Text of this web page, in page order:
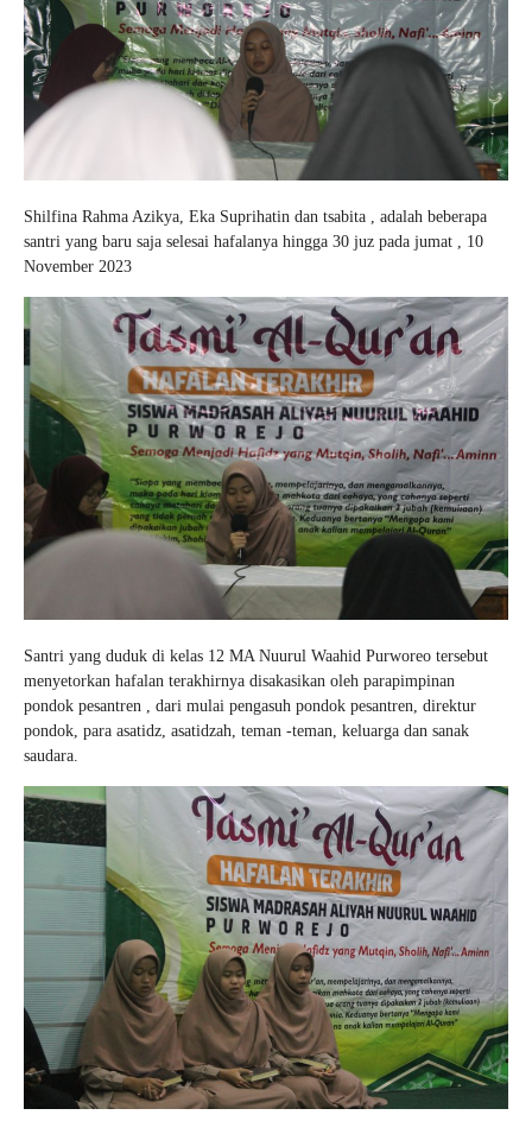
Shilfina Rahma Azikya, Eka Suprihatin dan tsabita , adalah beberapa
santri yang baru saja selesai hafalanya hingga 30 juz pada jumat , 10
November 2023
Santri yang duduk di kelas 12 MA Nuurul Waahid Purworeo tersebut
menyetorkan hafalan terakhirnya disakasikan oleh parapimpinan
pondok pesantren , dari mulai pengasuh pondok pesantren, direktur
pondok, para asatidz, asatidzah, teman -teman, keluarga dan sanak
saudara.